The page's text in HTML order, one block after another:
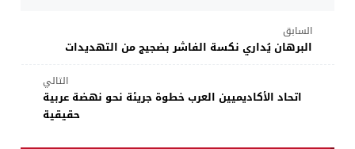
السابق
البرهان يُداري نكسة الفاشر بضجيج من التهديدات
التالي
اتحاد الأكاديميين العرب خطوة جريئة نحو نهضة عربية
حقيقية